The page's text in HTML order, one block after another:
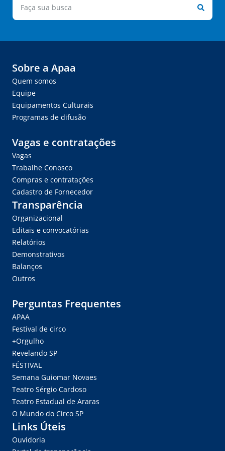
Sobre a Apaa
Quem somos
Equipe
Equipamentos Culturais
Programas de difusão
Vagas e contratações
Vagas
Trabalhe Conosco
Compras e contratações
Cadastro de Fornecedor
Transparência
Organizacional
Editais e convocatórias
Relatórios
Demonstrativos
Balanços
Outros
Perguntas Frequentes
APAA
Festival de circo
+Orgulho
Revelando SP
FÉSTIVAL
Semana Guiomar Novaes
Teatro Sérgio Cardoso
Teatro Estadual de Araras
O Mundo do Circo SP
Links Úteis
Ouvidoria